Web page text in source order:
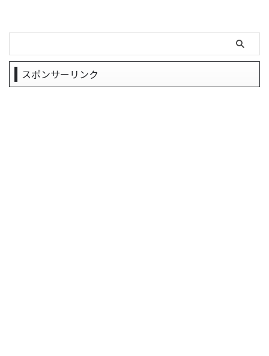
スポンサーリンク